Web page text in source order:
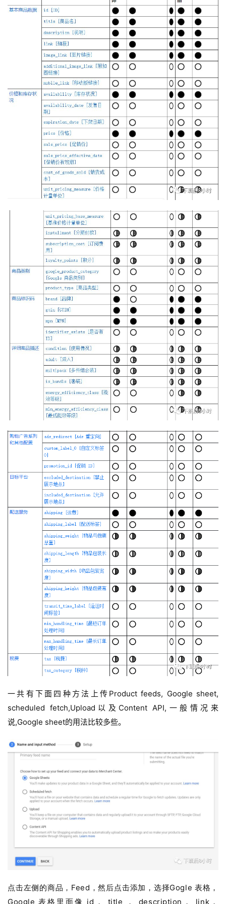
一共有下面四种方法上传Product feeds, Google sheet,
scheduled fetch,Upload以及Content API,一般情况来
说,Google sheet的用法比较多些。
点击左侧的商品，Feed，然后点击添加，选择Gogle 表格，
Google 表格里面像 id， title ， description， link，